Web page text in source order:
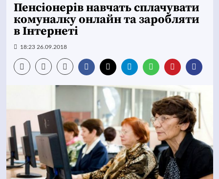
Пенсіонерів навчать сплачувати
комуналку онлайн та заробляти
в Інтернеті
18:23 26.09.2018